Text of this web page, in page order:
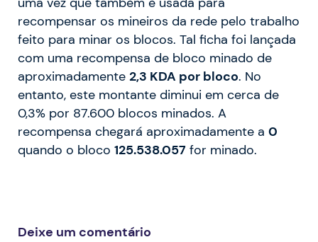
recompensar os mineiros da rede pelo trabalho
feito para minar os blocos. Tal ficha foi lançada
com uma recompensa de bloco minado de
aproximadamente 2,3 KDA por bloco. No
entanto, este montante diminui em cerca de
0,3% por 87.600 blocos minados. A
recompensa chegará aproximadamente a 0
quando o bloco 125.538.057 for minado.
Deixe um comentário